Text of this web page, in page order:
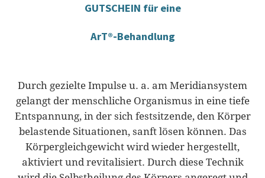
GUTSCHEIN für eine
ArT®-Behandlung
Durch gezielte Impulse u. a. am Meridiansystem
gelangt der menschliche Organismus in eine tiefe
Entspannung, in der sich festsitzende, den Körper
belastende Situationen, sanft lösen können. Das
Körpergleichgewicht wird wieder hergestellt,
aktiviert und revitalisiert. Durch diese Technik